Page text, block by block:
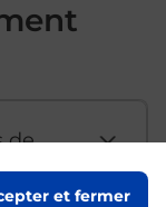
et fermer
de